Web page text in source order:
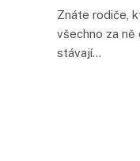
Znáte rodiče,
všechno za ně
stávají…